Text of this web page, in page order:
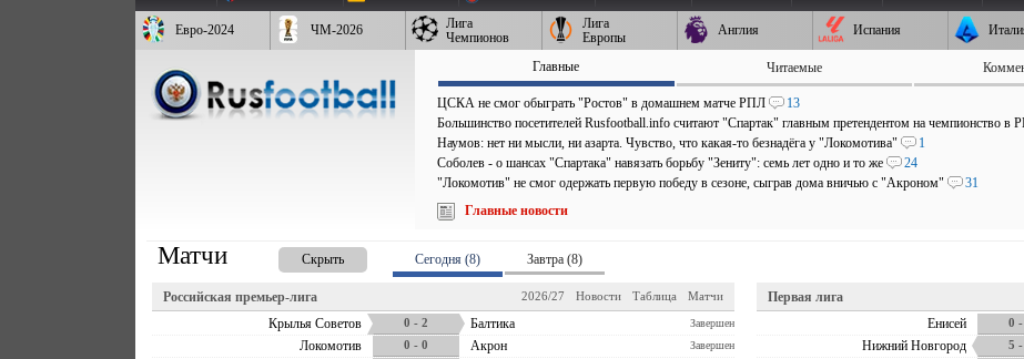
Евро-2024 ЧМ-2026
Лига
Чемпионов
Лига
Европы
Англия Испания
Главные Читаемые
ЦСКА не смог обыграть "Ростов" в домашнем матче РПЛ
13
Большинство посетителей Rusfootball.info считают "Спартак" главным претендентом на чемпионство в
Наумов: нет ни мысли, ни азарта. Чувство, что какая-то безнадёга у "Локомотива"
1
Соболев - о шансах "Спартака" навязать борьбу "Зениту": семь лет одно и то же
24
"Локомотив" не смог одержать первую победу в сезоне, сыграв дома вничью с "Акроном"
31
Главные новости
Матчи Скрыть Сегодня (8) Завтра (8)
Российская премьер-лига Матчи
Таблица
Новости
2026/27
Крылья Советов 0 - 2 Балтика Завершен
Локомотив 0 - 0 Акрон Завершен
Первая лига
Енисей 0 -
Нижний Новгород 5 -